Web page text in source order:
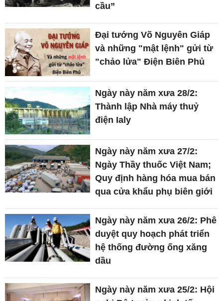
cầu”
Đại tướng Võ Nguyên Giáp
và những "mật lệnh" gửi từ
"chảo lửa" Điện Biên Phủ
Ngày này năm xưa 28/2:
Thành lập Nhà máy thuỷ
điện Ialy
Ngày này năm xưa 27/2:
Ngày Thầy thuốc Việt Nam;
Quy định hàng hóa mua bán
qua cửa khẩu phụ biên giới
Ngày này năm xưa 26/2: Phê
duyệt quy hoạch phát triển
hệ thống đường ống xăng
dầu
Ngày này năm xưa 25/2: Hội